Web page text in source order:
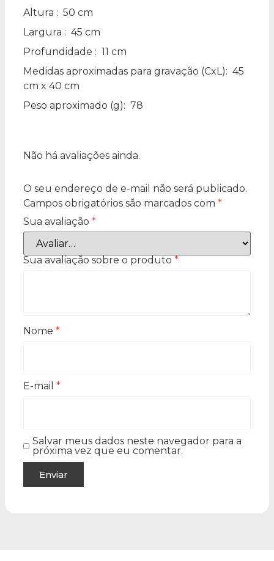
Altura : 50 cm
Largura : 45 cm
Profundidade : 11 cm
Medidas aproximadas para gravação (CxL): 45
cm x 40 cm
Peso aproximado (g): 78
Não há avaliações ainda.
O seu endereço de e-mail não será publicado.
Campos obrigatórios são marcados com *
Sua avaliação *
Sua avaliação sobre o produto *
Nome *
E-mail *
Salvar meus dados neste navegador para a
próxima vez que eu comentar.